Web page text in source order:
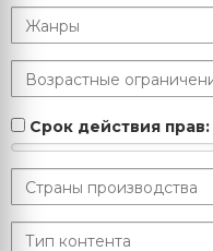
Срок действия прав: